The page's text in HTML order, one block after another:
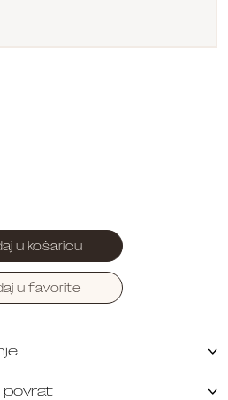
u košaricu
u favorite
povrat